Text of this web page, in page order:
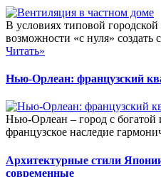
В условиях типовой
возможности «с нуля» создать
Читать»
Нью-Орлеан: французский
Нью-Орлеан – город с богатой
французское наследие
Архитектурные стили
современные